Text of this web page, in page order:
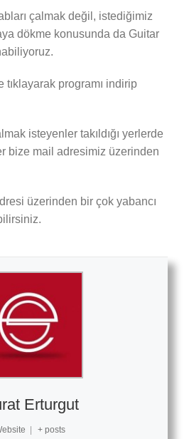
çalmak değil, istediğimiz
dökme konusunda da Guitar
tıklayarak programı indirip
isteyenler takıldığı yerlerde
bize mail adresimiz üzerinden
üzerinden bir çok yabancı
Erturgut
| + posts